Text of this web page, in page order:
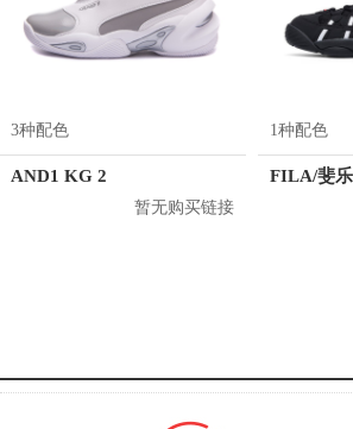
3种配色
AND1 KG 2
暂无购买链接
1种配色